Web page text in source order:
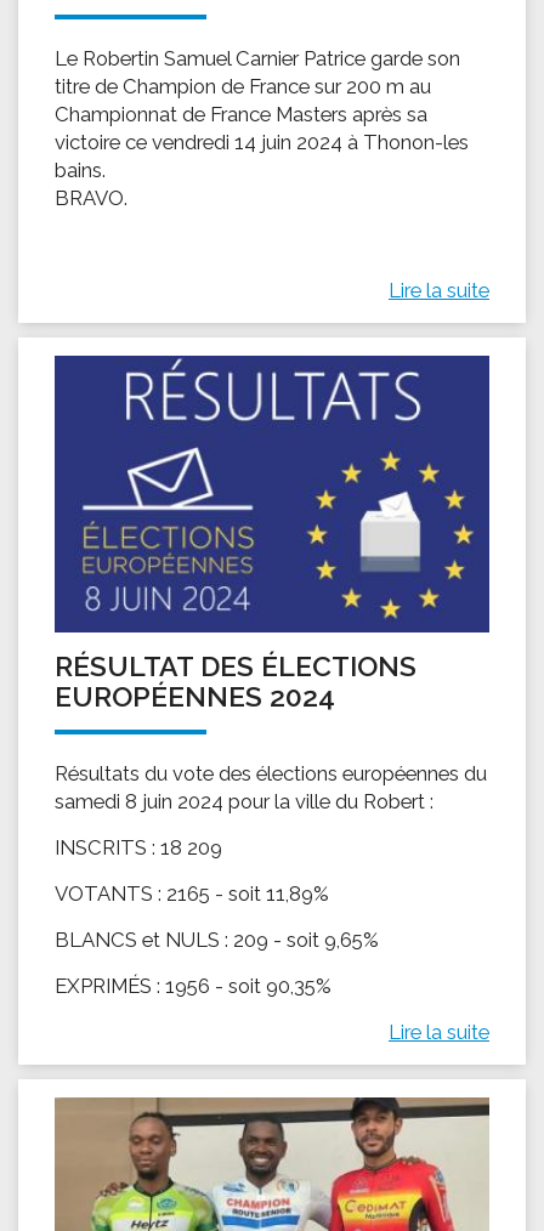
Le Robertin Samuel Carnier Patrice garde son
titre de Champion de France sur 200 m au
Championnat de France Masters après sa
victoire ce vendredi 14 juin 2024 à Thonon-les
bains.
BRAVO.
Lire la suite
RÉSULTAT DES ÉLECTIONS
EUROPÉENNES 2024
Résultats du vote des élections européennes du
samedi 8 juin 2024 pour la ville du Robert :
INSCRITS : 18 209
VOTANTS : 2165 - soit 11,89%
BLANCS et NULS : 209 - soit 9,65%
EXPRIMÉS : 1956 - soit 90,35%
Lire la suite